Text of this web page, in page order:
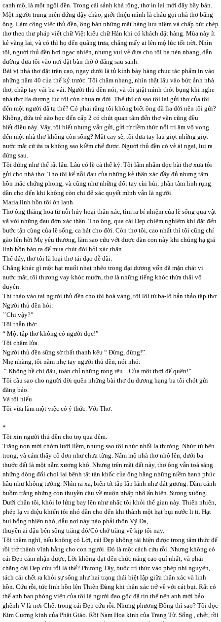
cạnh mộ, là một ngôi đền. Trong cái sảnh khá rộng, thơ in lại mới đây bầy bán.
Một người trung niên đứng dậy chào, giới thiệu mình là cháu gọi nhà thơ bằng
ông. Làm công việc thủ đền, ông bán những mặt hàng lưu niệm và chấp bút chép
thơ theo thư pháp viết chữ Việt kiểu chữ Hán khi có khách đặt hàng. Mùa này ít
kẻ vãng lai, và có thì họ đến quãng trưa, chẳng mấy ai lên mộ lúc tối trời. Nhìn
tôi, người thủ đền hơi ngạc nhiên, nhưng vui vẻ đưa cho tôi ba nén nhang, dẫn
đường đưa tôi vào nơi đặt bàn thờ ở đằng sau sảnh.
Bài vị nhà thơ đặt trên cao, ngay dưới là tủ kính bày hàng chục tác phẩm in vào
những năm 40 của thế kỷ trước. Tôi châm nhang, nhìn thật lâu vào bức ảnh nhà
thơ, chắp tay vái ba vái. Người thủ đền nói, và tôi giật mình thót bụng khi nghe
nhà thơ lìa dương lúc tôi còn chưa ra đời. Thế thì cớ sao tôi lại gửi thơ của tôi
đến một người đã tạ thế? Có phải rằng tôi không biết ông đã lìa đời nên tôi gửi?
Không, đứa trẻ nào học đến cấp 2 có chút quan tâm đến thơ văn cũng đều
biết điều này. Vậy, tôi biết nhưng vẫn gửi, gửi từ tiềm thức nỗi tri âm vô vọng
đến một nhà thơ không còn sống? Mắt cay sè, tôi đưa tay lau giọt những giọt
nước mắt cứ ứa ra không sao kiềm chế được. Người thủ đền có vẻ ái ngại, lui ra
đứng sau.
Tôi đứng như thế rất lâu. Lâu có lẽ cả thế kỷ. Tôi lẩm nhẩm đọc bài thơ xưa tôi
gửi cho nhà thơ. Thơ tôi kể nỗi đau của những kẻ thân xác đầy đủ nhưng tâm
hồn mắc chứng phong, và cũng như những đốt tay cùi hủi, phần tâm linh rụng
dần cho đến khi không còn chi để xác quyết mình vẫn là người.
Maria linh hồn tôi ớn lạnh.
Thơ ông thăng hoa từ nỗi hủy hoại thân xác, tìm ra bí nhiệm của lẽ sống qua vật
vã với những đau đớn xác thân. Thơ ông, qua cái Đẹp chiêm nghiệm khi đặt đến
bước tận cùng của lẽ sống, ca hát cho đời. Còn thơ tôi, cao nhất thì tôi cũng chỉ
gào lên hỡi Mẹ yêu thương, làm sao cứu vớt được đàn con này khi chúng hạ giá
linh hồn bán ra để mua chút đòi hỏi xác thân.
Thế đấy, thơ tôi là loại thơ tải đạo dễ dãi.
Chẳng khác gì một hạt muối nhạt nhẽo trong đại dương vốn đã mặn chát vị
nước mắt, tôi thương vay khóc mướn, thơ là những tiếng khóc thừa thãi vô
duyên.
Thì thào vào tai người thủ đền cho tôi hoá vàng, tôi lôi từ ba-lô bản thảo tập thơ.
Người thủ đền hỏi:
``Chi vậy?”
Tôi thẫn thờ:
“ Một tập thơ không có người đọc!”
Tôi châm lửa.
Người thủ đền sững sờ thất thanh kêu “ Đừng, đừng!”.
Nhẹ nhàng, tôi nắm nhẹ tay người thủ đền, nói nhỏ:
“ Không hề chi đâu, toàn chỉ những rong rêu... Của một thời để quên!”.
Tôi cầu sao cho người đời quên những bài thơ du dương hạng ba tôi chót gửi
đăng báo.
Và tôi hiểu.
Tôi vừa làm một việc có ý thức. Với Thơ.
*
Tôi xin người thủ đền cho trọ qua đêm.
Trăng non mới chớm lưỡi liềm, nhưng sao tôi nhức nhối lạ thường. Nhức từ bên
trong, và cảm thấy cô đơn như chưa từng. Nấm mộ nhà thơ nhô lên, dưới ba
thước đất là một nắm xương khô. Nhưng trên mặt đất này, thơ ông vẫn toả sáng
những dòng đối chọi lại bệnh tật tàn khốc của ông bằng những niềm hạnh phúc
hầu như không tưởng. Nhìn ra xa, biển tít tắp lấp lánh như dát gương. Dăm cánh
buồm trắng những con thuyền câu về muộn nhấp nhô ẩn hiện. Sương xuống.
Dưới chân tôi, khói lơ lửng bay lên như nhấc tôi khỏi thế gian này. Thiên nhiên,
phép lạ vi diệu khiến tôi nhỏ dần cho đến khi thành một hạt bụi nước li ti. Hạt
bụi bỗng nhiên nhớ, dẫu nơi này nào phải thôn Vỹ Dạ,
thuyền ai đậu bến sông trăng đó/Có chở trăng về kịp tối nay.
Tôi thầm nghĩ, nếu không có Lời, cái Đẹp không tái hiện được trong tâm thức để
rồi trở thành vĩnh hằng cho con người. Đó là một cách cứu rỗi. Nhưng không có
cái Đẹp cảm nhận được, Lời không đạt đến chức năng cao quí nhất, và phải
chăng cái Đẹp cứu rỗi là thế? Phương Tây, buộc tri thức vào phép nhị nguyên,
tách cái chết ra khỏi sự sống như hai trạng thái biệt lập giữa thân xác và linh
hồn. Cứu rỗi, tức linh hồn lên Thiên Đàng khi thân xác trở về với cát bụi. Rất có
thể anh bạn phóng viên của tôi là người đạo gốc đã tin thế nên anh mới bảo
ghềnh V là nơi Chết trong cái Đẹp cứu rỗi. Nhưng phương Đông thì sao? Tôi đọc
Kim Cương kinh của Phật Giáo. Rồi Nam Hoa kinh của Trang Tử. Sống , chết, rồi